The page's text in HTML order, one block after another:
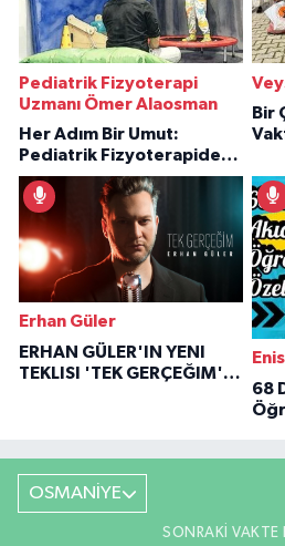
Pediatrik Fizyoterapi
Uzmanı Ömer Alaosman
Her Adım Bir Umut:
Pediatrik Fizyoterapiden
İlham Veren Hikâyeler
Bir
Erhan Güler
ERHAN GÜLER'IN YENI
TEKLISI 'TEK GERÇEĞIM'LE
68
OSMANİYE
SONRAKI VAKTE